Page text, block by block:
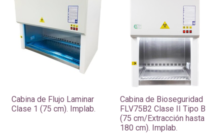
Cabina de Flujo Laminar
Clase 1 (75 cm). Implab.
Cabina de Bioseguridad
FLV75B2 Clase II Tipo B
(75 cm/Extracción hasta
180 cm). Implab.